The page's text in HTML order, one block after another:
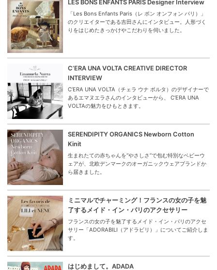
LES BONS ENFANTS PARIS Designer Interview
「Les Bons Enfants Paris（レ ボン オンフォン パリ）」
のクリエイターである吉田さんにインタビュー。人形づく
りをはじめたきっかけやこだわりを伺いました。
C’ERA UNA VOLTA CREATIVE DIRECTOR
INTERVIEW
C’ERA UNA VOLTA（チェラ ウナ ボルタ）のデザイナーで
あるエマヌエラさんのインタビューから、 C’ERA UNA
VOLTAの魅力をひもときます。
SERENDIPITY ORGANICS Newborn Cotton
Kinit
生まれたての赤ちゃんを“やさしさ”で包む特別なベビーウ
ェアが、北欧デンマークのオーガニックウェアブランドか
ら届きました。
ミニマルでチャーミング！フランスの女の子を魅
了するメイド・イン・パリのアクセサリー
フランスの女の子を魅了するメイド・イン・パリのアクセ
サリー「ADORABILI（アドラビリ）」についてご紹介しま
す。
はじめまして。ADADA